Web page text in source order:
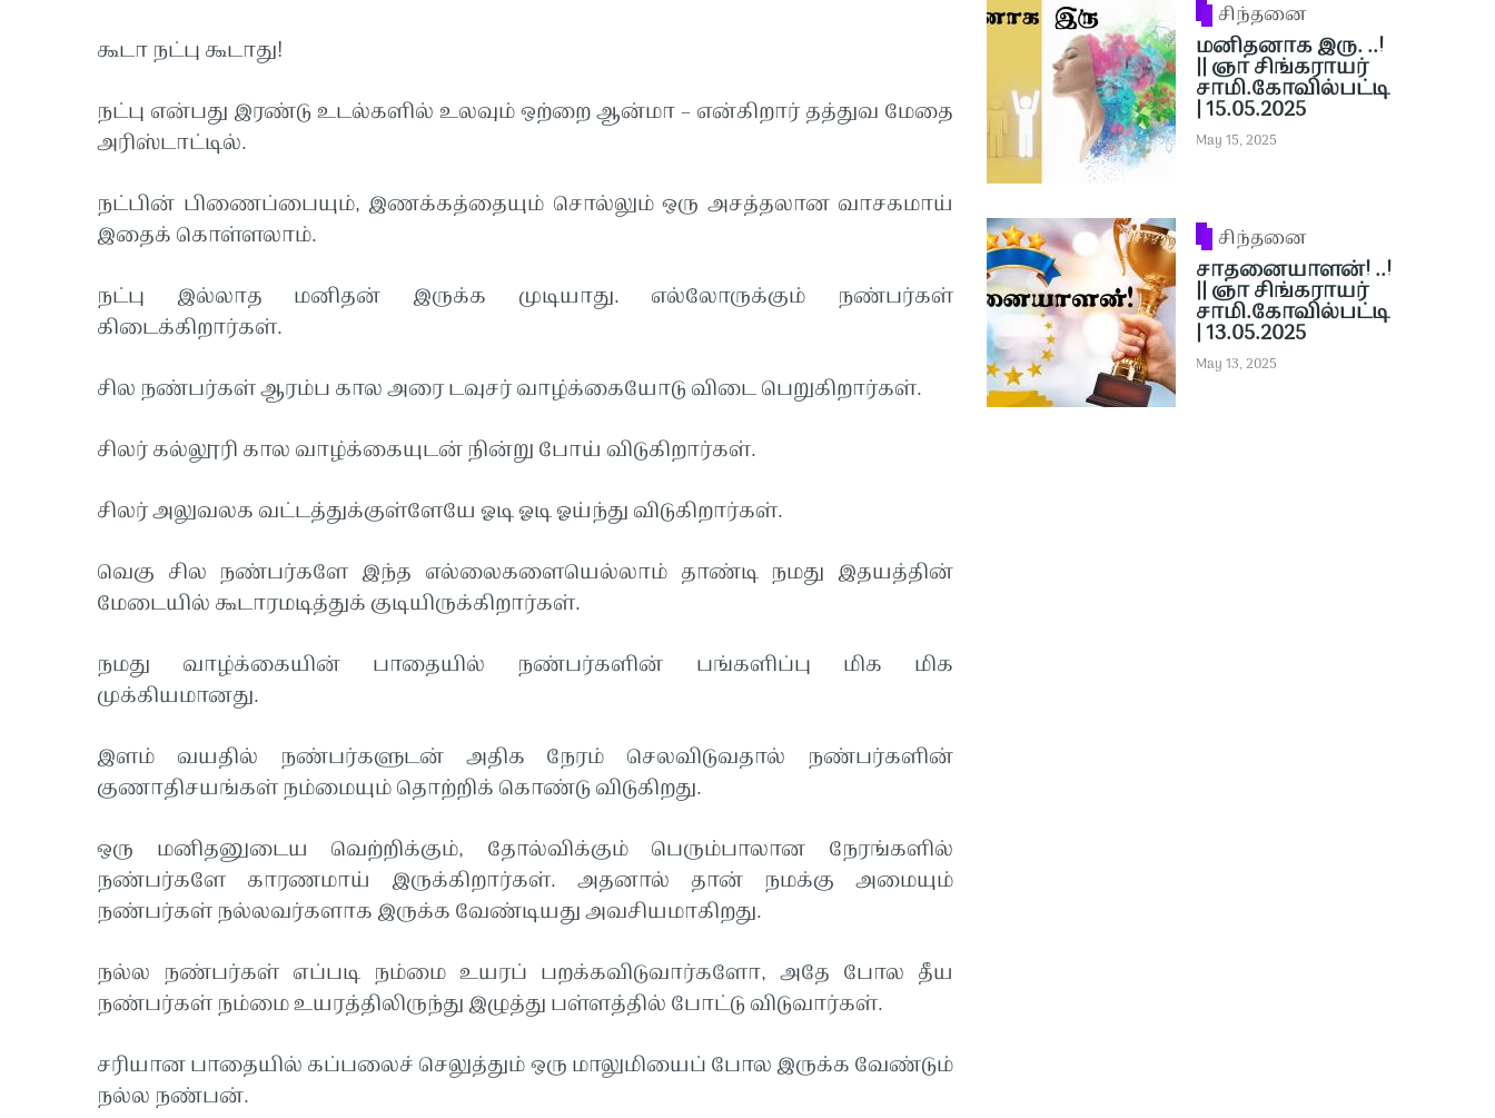
கூடா நட்பு கூடாது!
நட்பு என்பது இரண்டு உடல்களில் உலவும் ஒற்றை ஆன்மா – என்கிறார் தத்துவ மேதை
அரிஸ்டாட்டில்.
நட்பின் பிணைப்பையும், இணக்கத்தையும் சொல்லும் ஒரு அசத்தலான வாசகமாய்
இதைக் கொள்ளலாம்.
நட்பு இல்லாத மனிதன் இருக்க முடியாது. எல்லோருக்கும் நண்பர்கள்
கிடைக்கிறார்கள்.
சில நண்பர்கள் ஆரம்ப கால அரை டவுசர் வாழ்க்கையோடு விடை பெறுகிறார்கள்.
சிலர் கல்லூரி கால வாழ்க்கையுடன் நின்று போய் விடுகிறார்கள்.
சிலர் அலுவலக வட்டத்துக்குள்ளேயே ஓடி ஓடி ஓய்ந்து விடுகிறார்கள்.
வெகு சில நண்பர்களே இந்த எல்லைகளையெல்லாம் தாண்டி நமது இதயத்தின்
மேடையில் கூடாரமடித்துக் குடியிருக்கிறார்கள்.
நமது வாழ்க்கையின் பாதையில் நண்பர்களின் பங்களிப்பு மிக மிக
முக்கியமானது.
இளம் வயதில் நண்பர்களுடன் அதிக நேரம் செலவிடுவதால் நண்பர்களின்
குணாதிசயங்கள் நம்மையும் தொற்றிக் கொண்டு விடுகிறது.
ஒரு மனிதனுடைய வெற்றிக்கும், தோல்விக்கும் பெரும்பாலான நேரங்களில்
நண்பர்களே காரணமாய் இருக்கிறார்கள். அதனால் தான் நமக்கு அமையும்
நண்பர்கள் நல்லவர்களாக இருக்க வேண்டியது அவசியமாகிறது.
நல்ல நண்பர்கள் எப்படி நம்மை உயரப் பறக்கவிடுவார்களோ, அதே போல தீய
நண்பர்கள் நம்மை உயரத்திலிருந்து இழுத்து பள்ளத்தில் போட்டு விடுவார்கள்.
சரியான பாதையில் கப்பலைச் செலுத்தும் ஒரு மாலுமியைப் போல இருக்க வேண்டும்
நல்ல நண்பன்.
சிந்தனை
மனிதனாக இரு. ..!
|| ஞா சிங்கராயர்
சாமி.கோவில்பட்டி
| 15.05.2025
May 15, 2025
சிந்தனை
சாதனையாளன்! ..!
|| ஞா சிங்கராயர்
சாமி.கோவில்பட்டி
| 13.05.2025
May 13, 2025